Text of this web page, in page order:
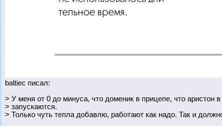
baltiec писал:
> У меня от 0 до минуса, что доменик в прицепе, что аристон в
> запускаются.
> Только чуть тепла добавлю, работают как надо. Так и